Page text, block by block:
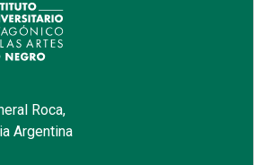
Roca,
Argentina